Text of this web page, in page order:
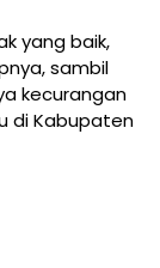
yang baik,
sambil
kecurangan
di Kabupaten